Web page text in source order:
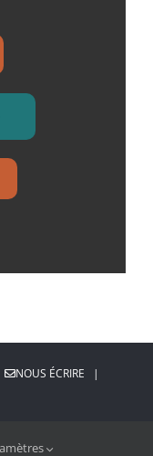
NOUS ÉCRIRE |